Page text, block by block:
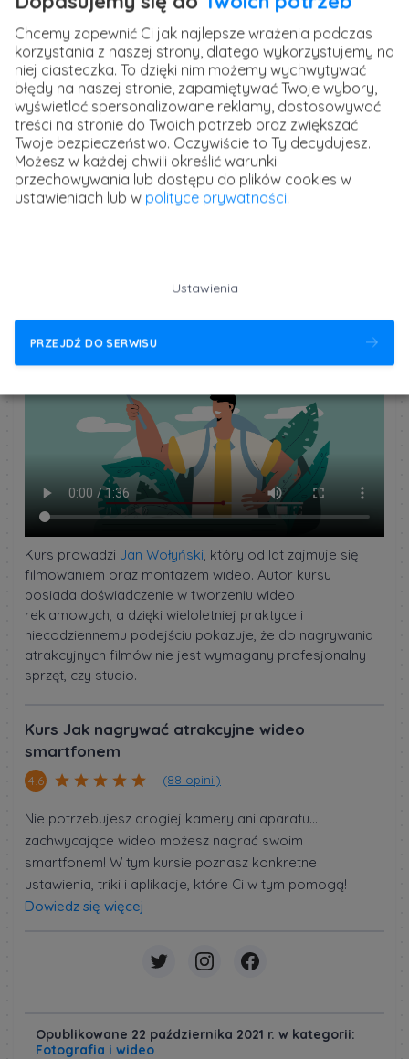
Chciałbyś uwiecznić najlepsze wspomnienia z podróży
czy wakacji? Mamy dla Ciebie świetne rozwiązanie -Kurs
Jak nagrywać atrakcyjne wideo smartfonem.
Co da Ci Kurs Jak nagrywać atrakcyjne
wideo smartfonem?
Podczas szkolenia poznasz uniwersalne zasady
filmowania i nauczysz się jak dobrze dobierać
ustawienia ekspozycji. Poznasz najbardziej przydatne
akcesoria, które pomogą Ci kręcić jeszcze lepsze filmy i
dzięki czemu Twoje filmy będą wyglądać jeszcze
Kurs prowadzi Jan Wołyński , który od lat zajmuje się
filmowaniem oraz montażem wideo. Autor kursu
posiada doświadczenie w tworzeniu wideo
reklamowych, a dzięki wieloletniej praktyce i
niecodziennemu podejściu pokazuje, że do nagrywania
atrakcyjnych filmów nie jest wymagany profesjonalny
sprzęt, czy studio.
Kurs Jak nagrywać atrakcyjne wideo
smartfonem
4.6 (88 opinii)
Nie potrzebujesz drogiej kamery ani aparatu...
zachwycające wideo możesz nagrać swoim
smartfonem! W tym kursie poznasz konkretne
ustawienia, triki i aplikacje, które Ci w tym pomogą!
Dowiedz się więcej
Opublikowane 22 października 2021 r. w kategorii:
Fotografia i wideo
Chcemy zapewnić Ci jak najlepsze wrażenia podczas
korzystania z naszej strony, dlatego wykorzystujemy na
niej ciasteczka. To dzięki nim możemy wychwytywać
błędy na naszej stronie, zapamiętywać Twoje wybory,
wyświetlać spersonalizowane reklamy, dostosowywać
treści na stronie do Twoich potrzeb oraz zwiększać
Twoje bezpieczeństwo. Oczywiście to Ty decydujesz.
Możesz w każdej chwili określić warunki
przechowywania lub dostępu do plików cookies w
ustawieniach lub w polityce prywatności.
Ustawienia
PRZEJDŹ DO SERWISU